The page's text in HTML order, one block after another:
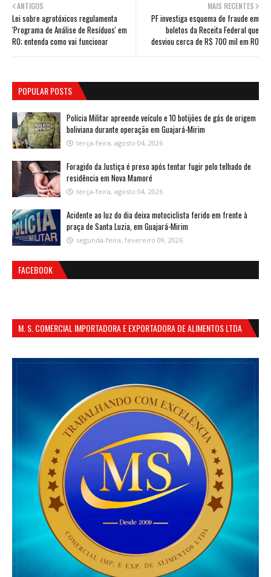
MAIS RECENTES
PF investiga esquema de fraude em
boletos da Receita Federal que
desviou cerca de R$ 700 mil em RO
ANTIGOS
Lei sobre agrotóxicos regulamenta
'Programa de Análise de Resíduos' em
RO; entenda como vai funcionar
POPULAR POSTS
Polícia Militar apreende veículo e 10 botijões de gás de origem
boliviana durante operação em Guajará-Mirim
terça-feira, agosto 04, 2026
Foragido da Justiça é preso após tentar fugir pelo telhado de
residência em Nova Mamoré
terça-feira, agosto 04, 2026
Acidente ao luz do dia deixa motociclista ferido em frente à
praça de Santa Luzia, em Guajará-Mirim
segunda-feira, fevereiro 09, 2026
FACEBOOK
M. S. COMERCIAL IMPORTADORA E EXPORTADORA DE ALIMENTOS LTDA